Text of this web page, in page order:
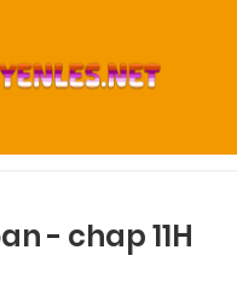
- chap 11H